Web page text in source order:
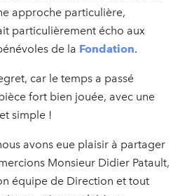
approche particulière,
particulièrement écho aux
de la Fondation.
car le temps a passé
fort bien jouée, avec une
simple !
avons eue plaisir à partager
Monsieur Didier Patault,
équipe de Direction et tout